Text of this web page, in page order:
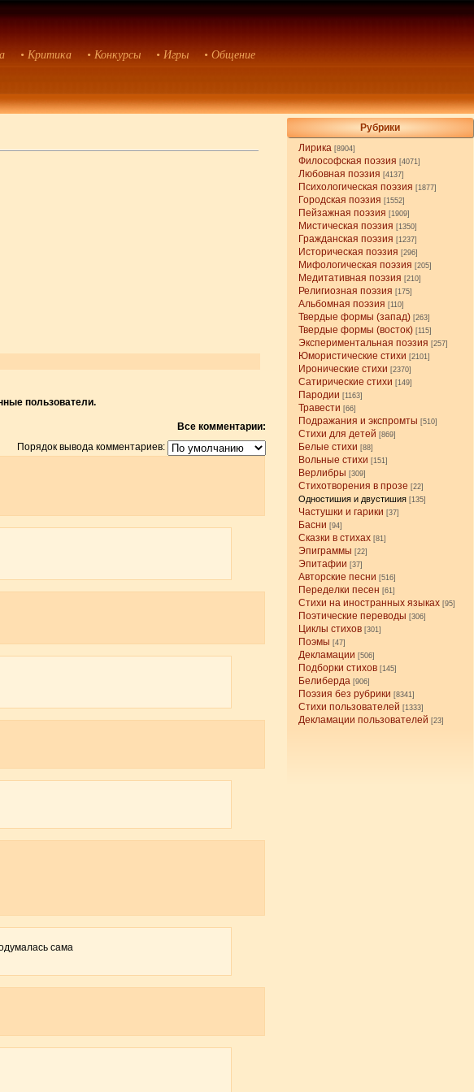
• Критика • Конкурсы • Игры • Общение
Рубрики
Лирика [8904]
Философская поэзия [4071]
Любовная поэзия [4137]
Психологическая поэзия [1877]
Городская поэзия [1552]
Пейзажная поэзия [1909]
Мистическая поэзия [1350]
Гражданская поэзия [1237]
Историческая поэзия [296]
Мифологическая поэзия [205]
Медитативная поэзия [210]
Религиозная поэзия [175]
Альбомная поэзия [110]
Твердые формы (запад) [263]
Твердые формы (восток) [115]
Экспериментальная поэзия [257]
Юмористические стихи [2101]
Иронические стихи [2370]
Сатирические стихи [149]
Пародии [1163]
Травести [66]
Подражания и экспромты [510]
Стихи для детей [869]
Белые стихи [88]
Вольные стихи [151]
Верлибры [309]
Стихотворения в прозе [22]
Одностишия и двустишия [135]
Частушки и гарики [37]
Басни [94]
Сказки в стихах [81]
Эпиграммы [22]
Эпитафии [37]
Авторские песни [516]
Переделки песен [61]
Стихи на иностранных языках [95]
Поэтические переводы [306]
Циклы стихов [301]
Поэмы [47]
Декламации [506]
Подборки стихов [145]
Белиберда [906]
Поэзия без рубрики [8341]
Стихи пользователей [1333]
Декламации пользователей [23]
пользователи.
Все комментарии:
Порядок вывода комментариев:
сама